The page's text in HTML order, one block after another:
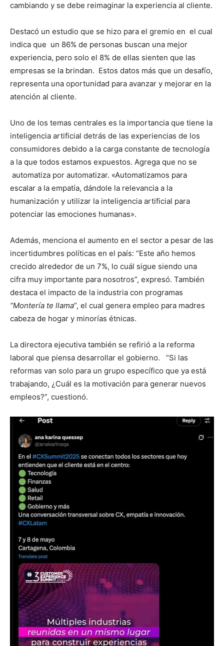
cambiando y se debe reimaginar la experiencia al cliente.
Destacó un estudio que se hizo para el gremio en el cual
indica que un 86% de personas buscan una mejor
experiencia, pero solo el 8% de ellas sienten que las
empresas se la brindan. Estos datos más que un desafío,
representa una oportunidad para avanzar y mejorar en la
atención al cliente.
Uno de los temas centrales es la importancia que tiene la
inteligencia artificial detrás de las experiencias de los
consumidores debido a la carga constante de tecnología
a la que todos estamos expuestos. Agrega que no se
automatiza por automatizar. «Automatizamos para
escalar a la empatía, dándole la relevancia a la
humanización y utilizar la inteligencia artificial para
potenciar las emociones humanas».
Además, menciona el aumento en el sector a pesar de las
incertidumbres políticas en el país: “Este año hemos
crecido alrededor de un 7%, lo cuál sigue siendo una
cifra muy importante para nosotros”, expresó. También
destaca el impacto de la industria con programas
“Montería te llama”, el cual genera empleo para madres
cabeza de hogar y minorías étnicas.
La directora ejecutiva también se refirió a la reforma
laboral que piensa desarrollar el gobierno. “Si las
reformas van solo para un grupo específico que ya está
trabajando, ¿Cuál es la motivación para generar nuevos
empleos?”, cuestionó.